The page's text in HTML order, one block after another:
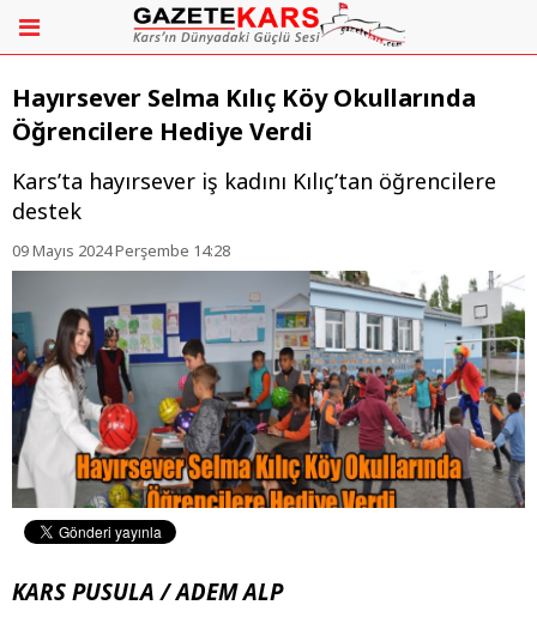
Hayırsever Selma Kılıç Köy Okullarında
Öğrencilere Hediye Verdi
Kars’ta hayırsever iş kadını Kılıç’tan öğrencilere
destek
09 Mayıs 2024 Perşembe 14:28
KARS PUSULA / ADEM ALP